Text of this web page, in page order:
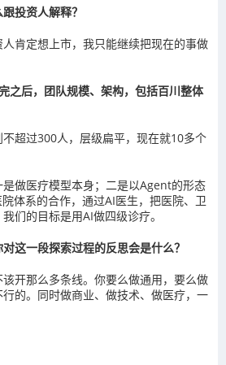
投资人解释？
肯定想上市，我只能继续把现在的事做
之后，团队规模、架构，包括百川整体
超过300人，层级扁平，现在就10多个
做医疗模型本身；二是以Agent的形态
体系的合作，通过AI医生，把医院、卫
们的目标是用AI做四级诊疗。
这一段探索过程的反思会是什么？
开那么多条线。你要么做通用，要么做
的。同时做商业、做技术、做医疗，一